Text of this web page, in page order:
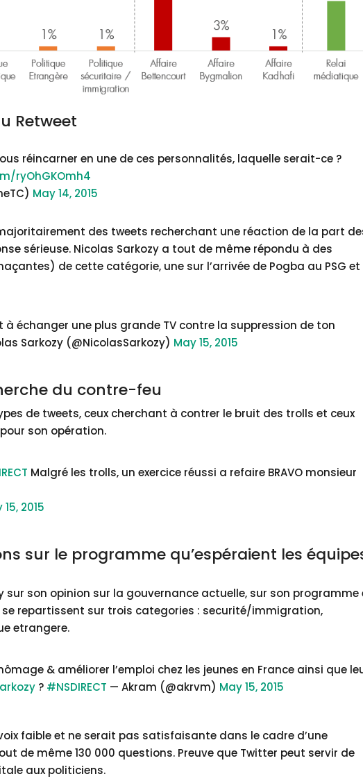
Retweet
réincarner en une de ces personnalités, laquelle serait-ce ?
ryOhGKOmh4
May 14, 2015
des tweets recherchant une réaction de la part
sérieuse. Nicolas Sarkozy a tout de même répondu à des
de cette catégorie, une sur l’arrivée de Pogba au PSG et
à échanger une plus grande TV contre la suppression de ton
Sarkozy (@NicolasSarkozy) May 15, 2015
du contre-feu
de tweets, ceux cherchant à contrer le bruit des trolls et ceux
son opération.
Malgré les trolls, un exercice réussi a refaire BRAVO monsieur
15, 2015
sur le programme qu’espéraient les
sur son opinion sur la gouvernance actuelle, sur son programme
repartissent sur trois categories : securité/immigration,
etrangere.
& améliorer l’emploi chez les jeunes en France ainsi que
? #NSDIRECT — Akram (@akrvm) May 15, 2015
faible et ne serait pas satisfaisante dans le cadre d’une
de même 130 000 questions. Preuve que Twitter peut servir de
aux politiciens.